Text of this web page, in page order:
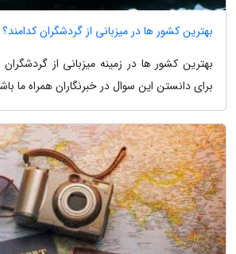
بهترین کشور ها در میزبانی از گردشگران کدامند؟
بهترین کشور ها در زمینه میزبانی از
برای دانستن این سوال در خبرنگاران همراه ما